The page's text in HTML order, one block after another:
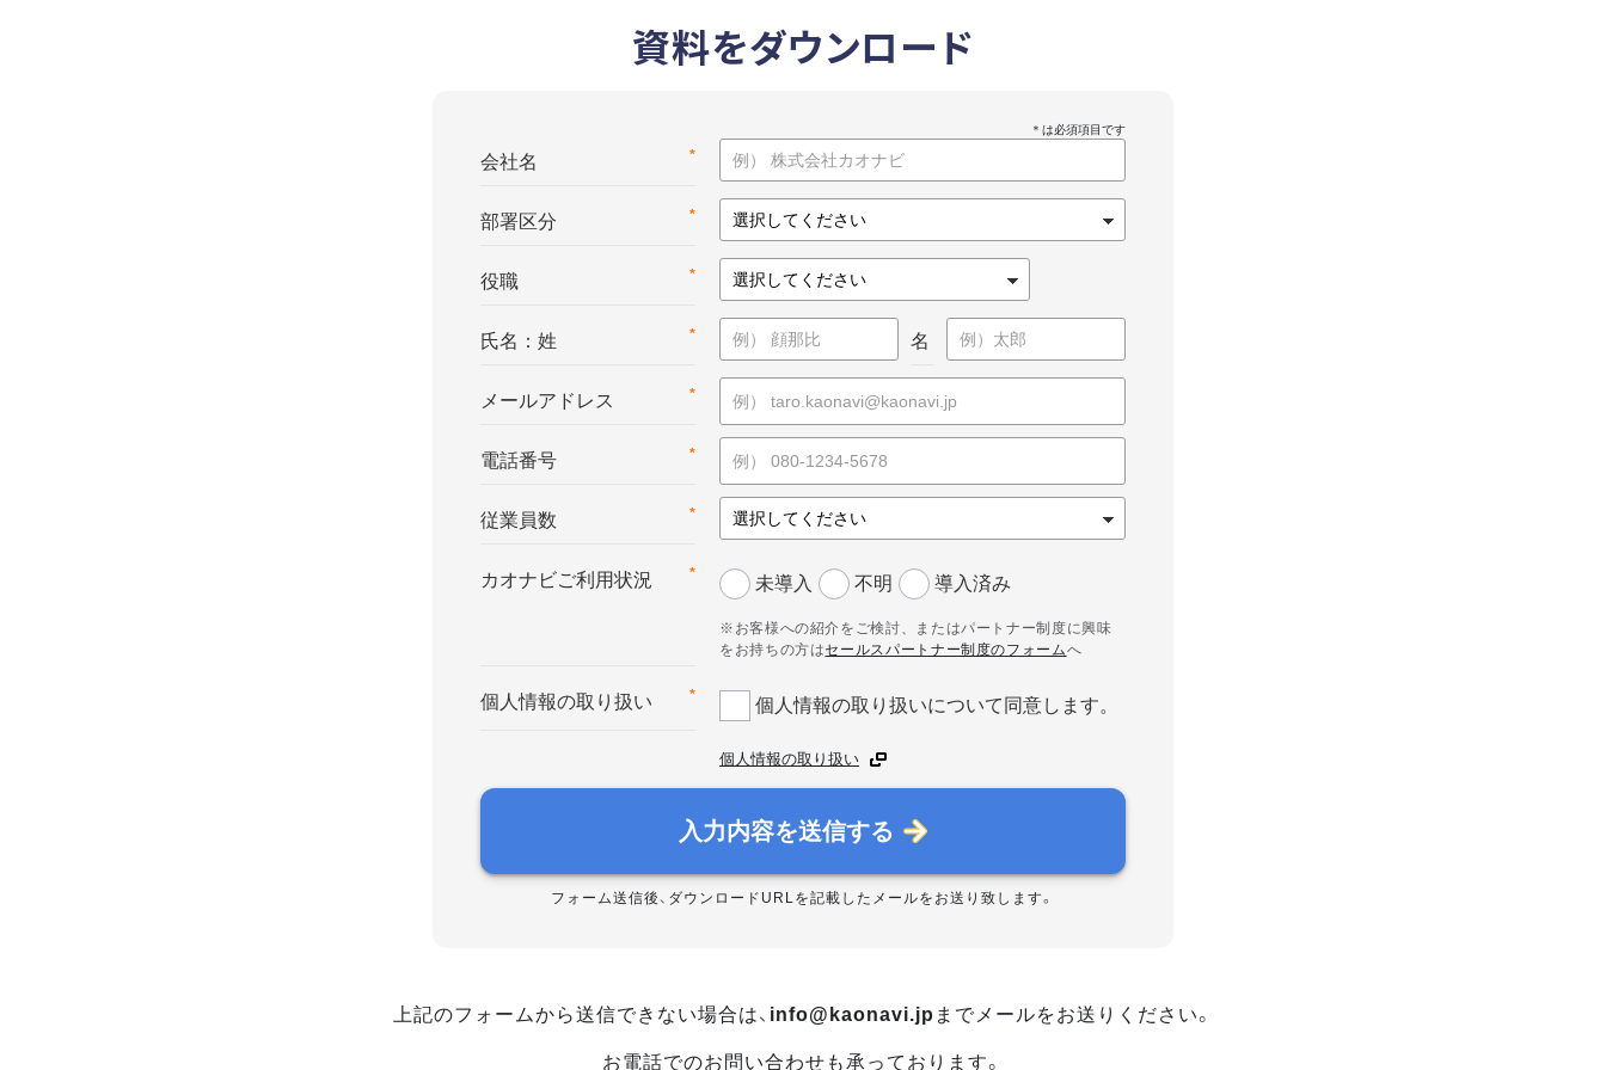
資料をダウンロード
*
会社名
*
部署区分
*
役職
*
氏名：姓 名
*
メールアドレス
*
電話番号
*
従業員数
*
カオナビご利用状況 未導入 不明 導入済み
※お客様への紹介をご検討、またはパートナー制度に興味
をお持ちの方はセールスパートナー制度のフォームへ
*
個人情報の取り扱い 個人情報の取り扱いについて同意します。
個人情報の取り扱い
入力内容を送信する
フォーム送信後、ダウンロードURLを記載したメールをお送り致します。
上記のフォームから送信できない場合は、 info@kaonavi.jp までメールをお送りください。
お電話でのお問い合わせも承っております。